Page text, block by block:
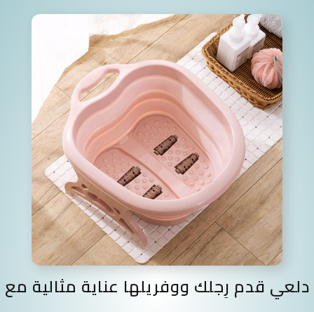
دلعي قدم رِجلك ووفريلها عناية مثالية مع